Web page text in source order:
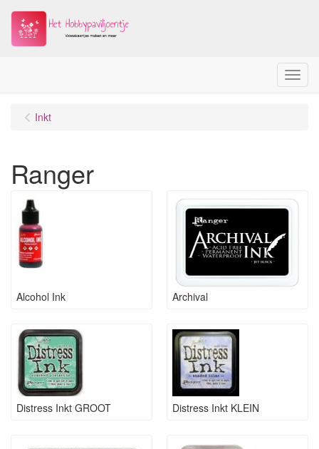
Menu
Inkt
Ranger
Alcohol Ink Archival
Distress Inkt GROOT Distress Inkt KLEIN